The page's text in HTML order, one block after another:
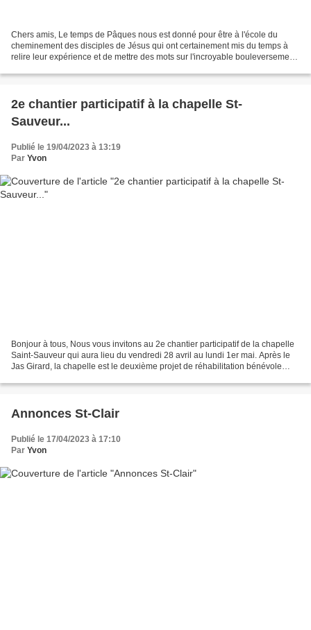
Chers amis, Le temps de Pâques nous est donné pour être à l'école du
cheminement des disciples de Jésus qui ont certainement mis du temps à
relire leur expérience et de mettre des mots sur l'incroyable bouleversement
2e chantier participatif à la chapelle St-
Sauveur...
Publié le 19/04/2023 à 13:19
Par Yvon
Bonjour à tous, Nous vous invitons au 2e chantier participatif de la chapelle
Saint-Sauveur qui aura lieu du vendredi 28 avril au lundi 1er mai. Après le
Jas Girard, la chapelle est le deuxième projet de réhabilitation bénévole
Annonces St-Clair
Publié le 17/04/2023 à 17:10
Par Yvon